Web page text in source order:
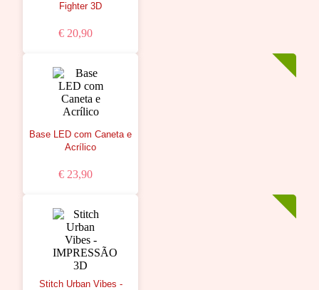
Fighter 3D
€ 20,90
Base LED com Caneta e
Acrílico
€ 23,90
Stitch Urban Vibes -